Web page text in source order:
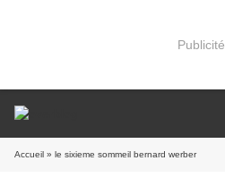
Publicité
Accueil » le sixieme sommeil bernard werber